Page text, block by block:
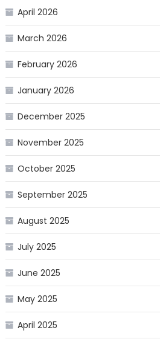
April 2026
March 2026
February 2026
January 2026
December 2025
November 2025
October 2025
September 2025
August 2025
July 2025
June 2025
May 2025
April 2025